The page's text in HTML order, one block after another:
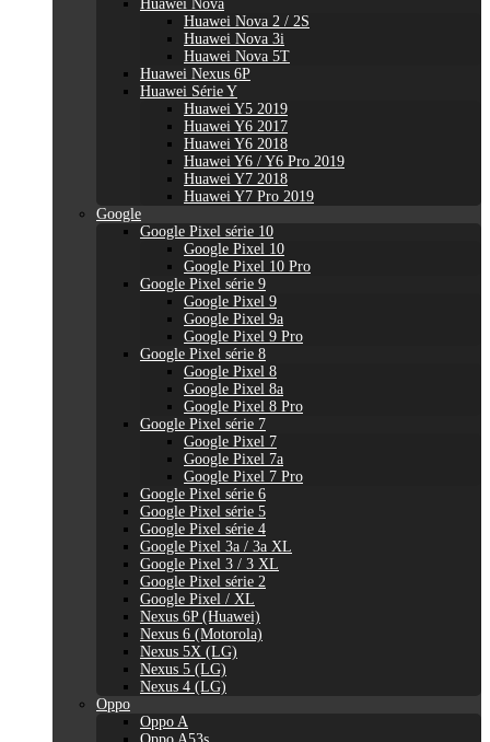
Huawei Nova
Huawei Nova 2 / 2S
Huawei Nova 3i
Huawei Nova 5T
Huawei Nexus 6P
Huawei Série Y
Huawei Y5 2019
Huawei Y6 2017
Huawei Y6 2018
Huawei Y6 / Y6 Pro 2019
Huawei Y7 2018
Huawei Y7 Pro 2019
Google
Google Pixel série 10
Google Pixel 10
Google Pixel 10 Pro
Google Pixel série 9
Google Pixel 9
Google Pixel 9a
Google Pixel 9 Pro
Google Pixel série 8
Google Pixel 8
Google Pixel 8a
Google Pixel 8 Pro
Google Pixel série 7
Google Pixel 7
Google Pixel 7a
Google Pixel 7 Pro
Google Pixel série 6
Google Pixel série 5
Google Pixel série 4
Google Pixel 3a / 3a XL
Google Pixel 3 / 3 XL
Google Pixel série 2
Google Pixel / XL
Nexus 6P (Huawei)
Nexus 6 (Motorola)
Nexus 5X (LG)
Nexus 5 (LG)
Nexus 4 (LG)
Oppo
Oppo A